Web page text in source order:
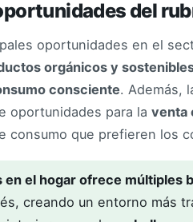
del
oportunidades en el
orgánicos y
consciente. Además,
oportunidades para la venta
consumo que prefieren los
en el hogar ofrece múltiples
creando un entorno más